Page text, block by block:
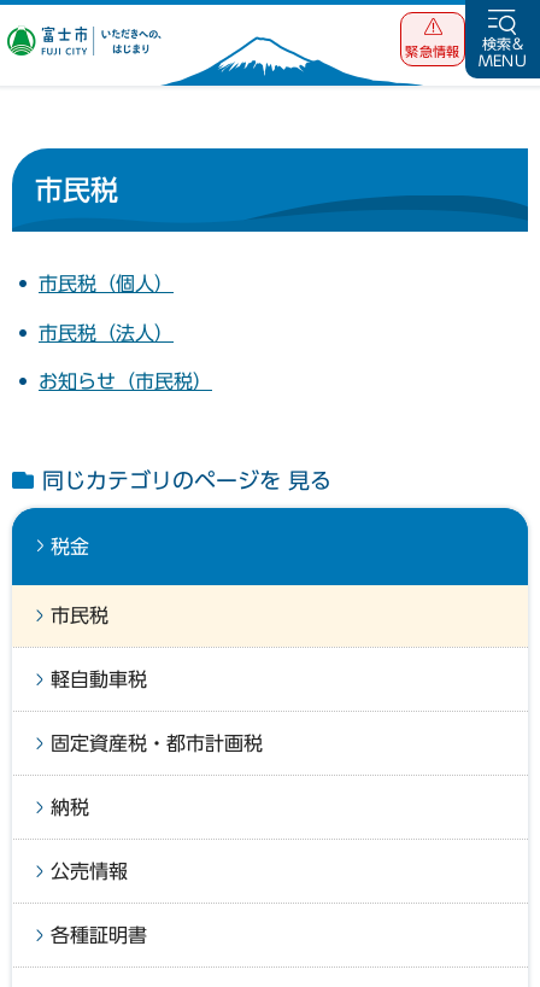
富士市 いただ
緊急情報
検索&
MENU
市民税
市民税（個人）
市民税（法人）
お知らせ（市民税）
同じカテゴリのページを 見る
税金
市民税
軽自動車税
固定資産税・都市計画税
納税
公売情報
各種証明書